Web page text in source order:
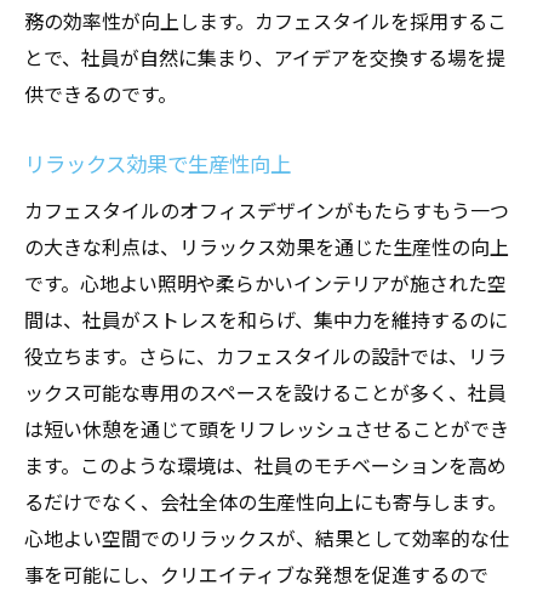
休憩時間の質を高めるデザインの工夫
クリエイティブな発想を引き出す環境作り
自然素材を使用した癒しの空間
社員の満足度を向上させる要素
大阪のオフィス設計におけるカフェスタイルの
実現方法
プロジェクトの初期段階でのプランニング
地域の特性を活かしたデザインの秘訣
環境に配慮した素材の選択
管理とメンテナンスを考えた設計
カフェスタイル導入の成功事例
大阪府での実践的な導入ステップ
カフェスタイルのオフィス設計がもたらす未来
の働き方
務の効率性が向上します。カフェスタイルを採用するこ
とで、社員が自然に集まり、アイデアを交換する場を提
供できるのです。
リラックス効果で生産性向上
カフェスタイルのオフィスデザインがもたらすもう一つ
の大きな利点は、リラックス効果を通じた生産性の向上
です。心地よい照明や柔らかいインテリアが施された空
間は、社員がストレスを和らげ、集中力を維持するのに
役立ちます。さらに、カフェスタイルの設計では、リラ
ックス可能な専用のスペースを設けることが多く、社員
は短い休憩を通じて頭をリフレッシュさせることができ
ます。このような環境は、社員のモチベーションを高め
るだけでなく、会社全体の生産性向上にも寄与します。
心地よい空間でのリラックスが、結果として効率的な仕
事を可能にし、クリエイティブな発想を促進するので